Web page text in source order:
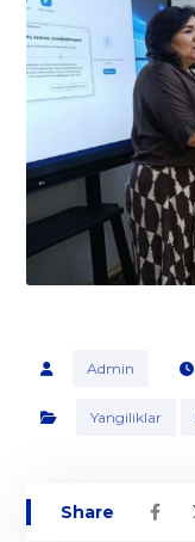
Admin
Yangiliklar